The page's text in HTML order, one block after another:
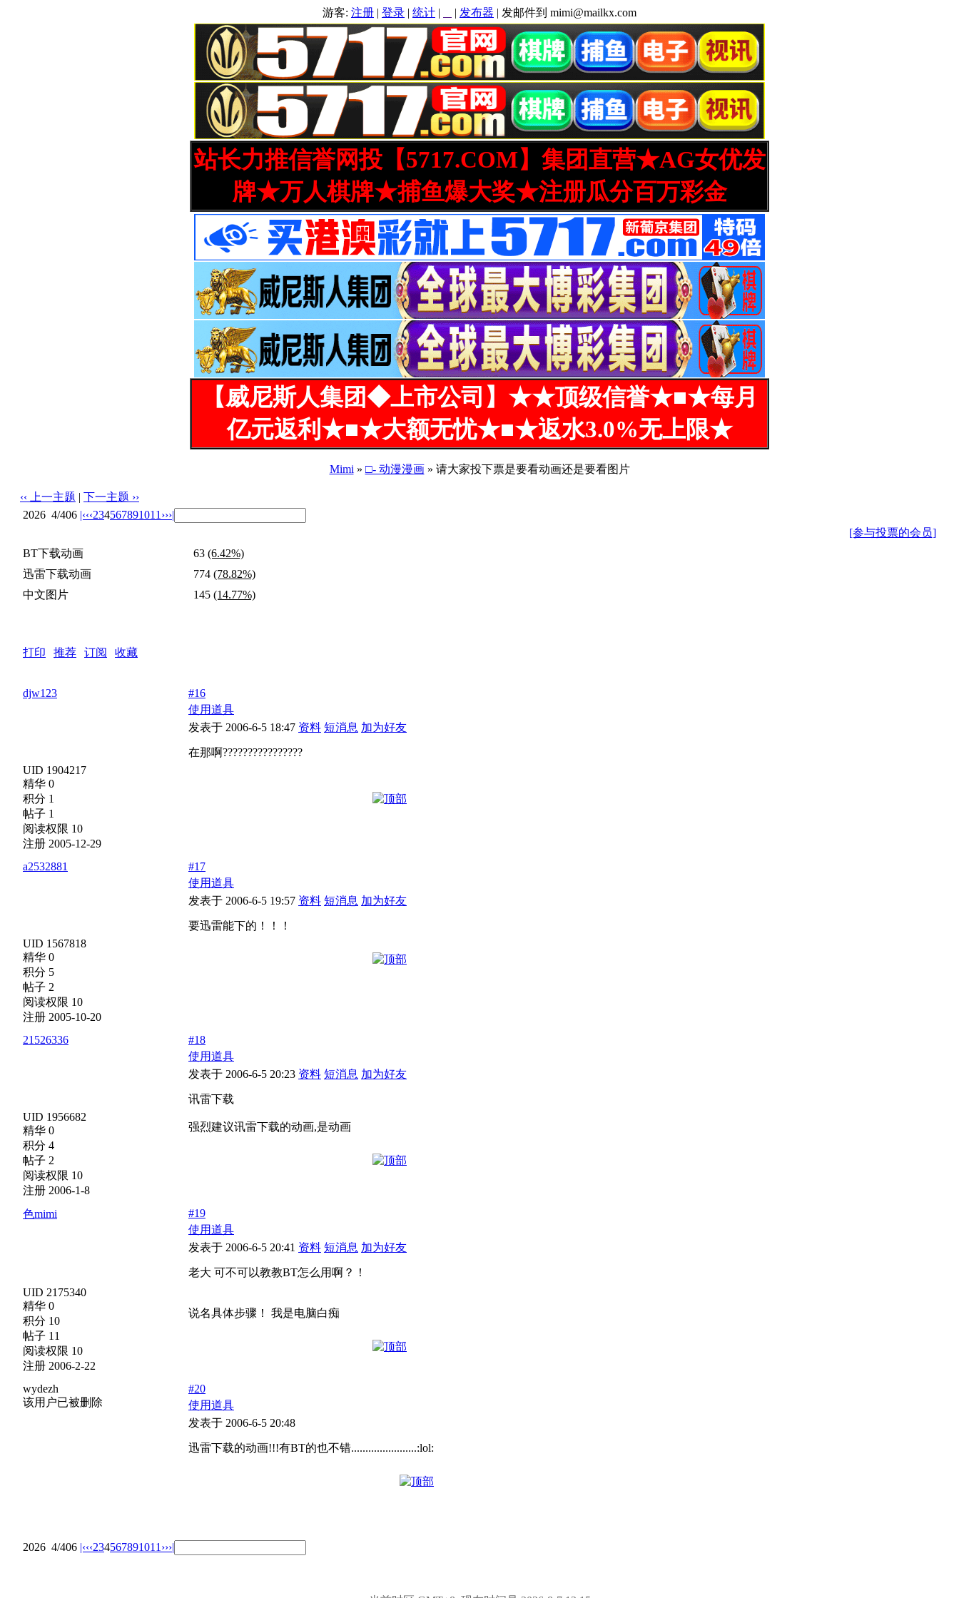
游客: 注册 | 登录 | 统计 | | 发布器 | 发邮件到 mimi@mailkx.com
站长力推信誉网投【5717.COM】集团直营★AG女优发
牌★万人棋牌★捕鱼爆大奖★注册瓜分百万彩金
【威尼斯人集团◆上市公司】★★顶级信誉★■★每月
亿元返利★■★大额无忧★■★返水3.0%无上限★
Mimi » □- 动漫漫画» 请大家投下票是要看动画还是要看图片
‹‹ 上一主题 | 下一主题 ››
2026 4/406 |‹‹‹234567891011 ›››|
[参与投票的会员]
BT下载动画
63 (6.42%)
迅雷下载动画
774 (78.82%)
中文图片
145 (14.77%)
打印 推荐 订阅
收藏
djw123
UID 1904217
精华 0
积分 1
帖子 1
阅读权限 10
注册 2005-12-29
#16
使用道具
发表于 2006-6-5 18:47 资料 短消息 加为好友
在那啊????????????????
a2532881
UID 1567818
精华 0
积分 5
帖子 2
阅读权限 10
注册 2005-10-20
#17
使用道具
发表于 2006-6-5 19:57 资料 短消息 加为好友
要迅雷能下的！！！
21526336
UID 1956682
精华 0
积分 4
帖子 2
阅读权限 10
注册 2006-1-8
#18
使用道具
发表于 2006-6-5 20:23 资料 短消息 加为好友
讯雷下载
强烈建议讯雷下载的动画,是动画
色mimi
UID 2175340
精华 0
积分 10
帖子 11
阅读权限 10
注册 2006-2-22
#19
使用道具
发表于 2006-6-5 20:41 资料 短消息 加为好友
老大 可不可以教教BT怎么用啊？！
说名具体步骤！ 我是电脑白痴
wydezh
该用户已被删除
#20
使用道具
发表于 2006-6-5 20:48
迅雷下载的动画!!!有BT的也不错.......................:lol:
2026 4/406 |‹‹‹234567891011 ›››|